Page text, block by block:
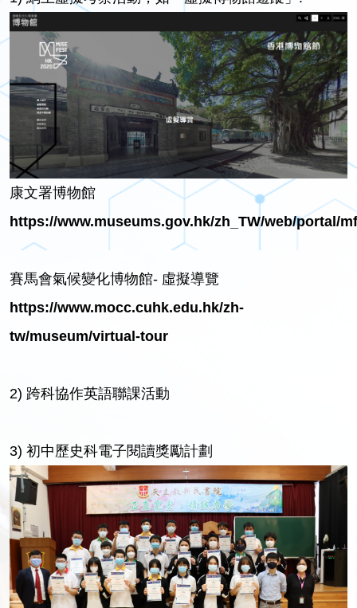
康文署博物館
https://www.museums.gov.hk/zh_TW/web/portal/
賽馬會氣候變化博物館- 虛擬導覽
https://www.mocc.cuhk.edu.hk/zh-
tw/museum/virtual-tour
2) 跨科協作英語聯課活動
3) 初中歷史科電子閱讀獎勵計劃